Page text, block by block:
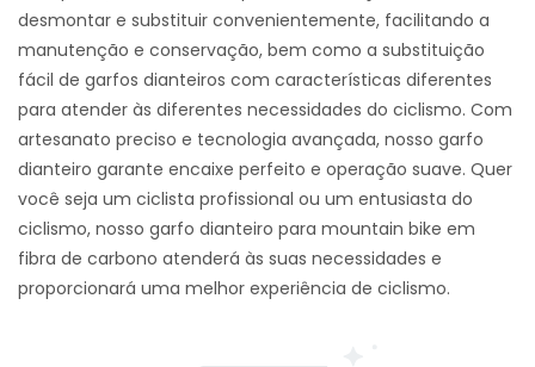
desmontar e substituir convenientemente, facilitando a
manutenção e conservação, bem como a substituição
fácil de garfos dianteiros com características diferentes
para atender às diferentes necessidades do ciclismo. Com
artesanato preciso e tecnologia avançada, nosso garfo
dianteiro garante encaixe perfeito e operação suave. Quer
você seja um ciclista profissional ou um entusiasta do
ciclismo, nosso garfo dianteiro para mountain bike em
fibra de carbono atenderá às suas necessidades e
proporcionará uma melhor experiência de ciclismo.